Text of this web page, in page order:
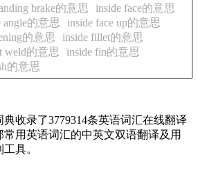
brake的意思
inside face的意思
angle的意思
inside face up的意思
的意思
inside fillet的意思
weld的意思
inside fin的意思
的意思
收录了3779314条英语词汇在线翻译
用英语词汇的中英文双语翻译及用
具。